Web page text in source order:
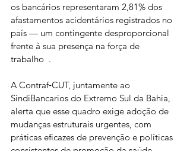
os bancários representaram 2,81% dos
afastamentos acidentários registrados no
país — um contingente desproporcional
frente à sua presença na força de
trabalho  .
A Contraf‑CUT, juntamente ao
SindiBancarios do Extremo Sul da Bahia,
alerta que esse quadro exige adoção de
mudanças estruturais urgentes, com
práticas eficazes de prevenção e políticas